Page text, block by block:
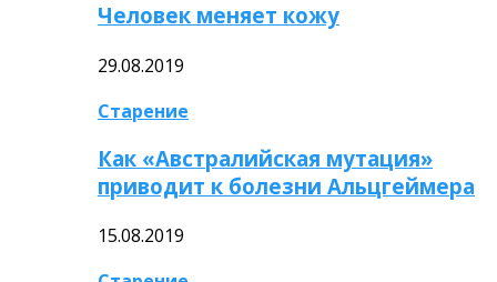
Человек меняет кожу
29.08.2019
Старение
Как «Австралийская мутация»
приводит к болезни Альцгеймера
15.08.2019